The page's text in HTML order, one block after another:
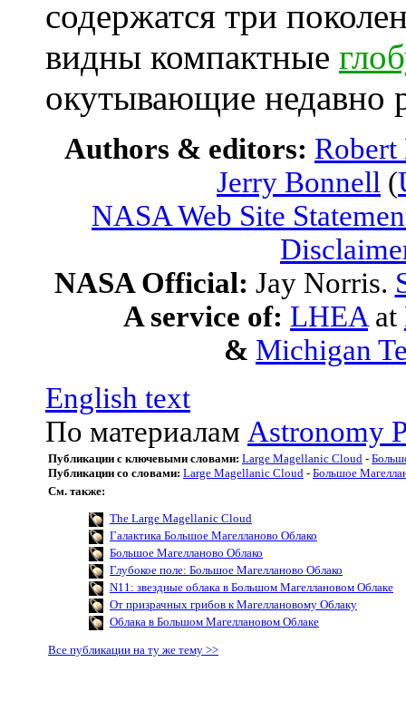
содержатся три
видны компактные
окутывающие недавно
Authors & editors:
Jerry Bonnell (
NASA Web Site
NASA Official: Jay Norris.
A service of: LHEA at
& Michigan
English text
По материалам Astronomy
Публикации с ключевыми словами: Large Magellanic Cloud -
Публикации со словами: Large Magellanic Cloud - Большое
См. также:
The Large Magellanic Cloud
Галактика Большое Магелланово Облако
Большое Магелланово Облако
Глубокое поле: Большое Магелланово Облако
N11: звездные облака в Большом Магеллановом Облаке
От призрачных грибов к Магеллановому Облаку
Облака в Большом Магеллановом Облаке
Все публикации на ту же тему >>